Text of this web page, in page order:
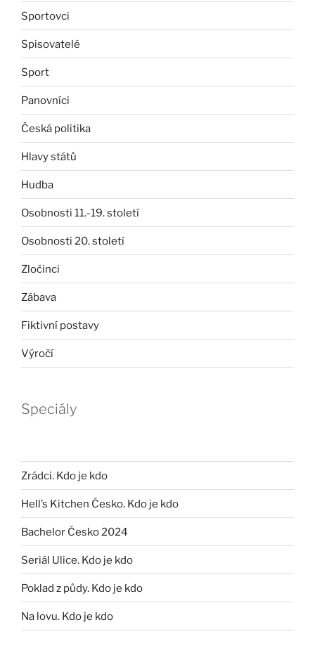
Sportovci
Spisovatelé
Sport
Panovníci
Česká politika
Hlavy států
Hudba
Osobnosti 11.-19. století
Osobnosti 20. století
Zločinci
Zábava
Fiktivní postavy
Výročí
Speciály
Zrádci. Kdo je kdo
Hell’s Kitchen Česko. Kdo je kdo
Bachelor Česko 2024
Seriál Ulice. Kdo je kdo
Poklad z půdy. Kdo je kdo
Na lovu. Kdo je kdo